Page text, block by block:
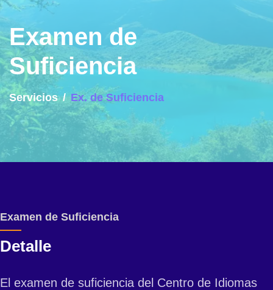
Examen de
Suficiencia
Servicios Ex. de Suficiencia
Examen de Suficiencia
Detalle
El examen de suficiencia del Centro de Idiomas